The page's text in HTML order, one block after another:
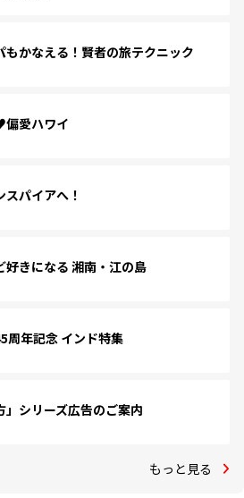
もかなえる！賢者の旅テクニック
愛ハワイ
パイアへ！
好きになる 湘南・江の島
周年記念 インド特集
」シリーズ広告のご案内
もっと見る